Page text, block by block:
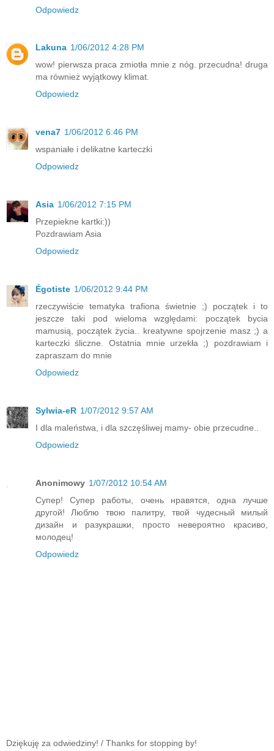
Odpowiedz
Lakuna 1/06/2012 4:28 PM
wow! pierwsza praca zmiotła mnie z nóg. przecudna! druga
ma również wyjątkowy klimat.
Odpowiedz
vena7 1/06/2012 6:46 PM
wspaniałe i delikatne karteczki
Odpowiedz
Asia 1/06/2012 7:15 PM
Przepiekne kartki:))
Pozdrawiam Asia
Odpowiedz
Égotiste 1/06/2012 9:44 PM
rzeczywiście tematyka trafiona świetnie ;) początek i to
jeszcze taki pod wieloma względami: początek bycia
mamusią, początek życia.. kreatywne spojrzenie masz ;) a
karteczki śliczne. Ostatnia mnie urzekła ;) pozdrawiam i
zapraszam do mnie
Odpowiedz
Sylwia-eR 1/07/2012 9:57 AM
I dla maleństwa, i dla szczęśliwej mamy- obie przecudne..
Odpowiedz
Anonimowy 1/07/2012 10:54 AM
Супер! Супер работы, очень нравятся, одна лучше
другой! Люблю твою палитру, твой чудесный милый
дизайн и разукрашки, просто невероятно красиво,
молодец!
Odpowiedz
Dziękuję za odwiedziny! / Thanks for stopping by!